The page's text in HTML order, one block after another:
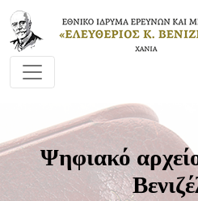
Ψηφιακό